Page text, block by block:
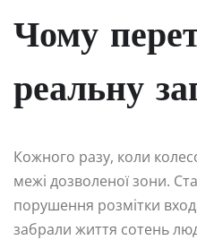
Чому
реальну
Кожного разу, коли
межі дозволеної зони.
порушення розмітки
забрали життя сотень